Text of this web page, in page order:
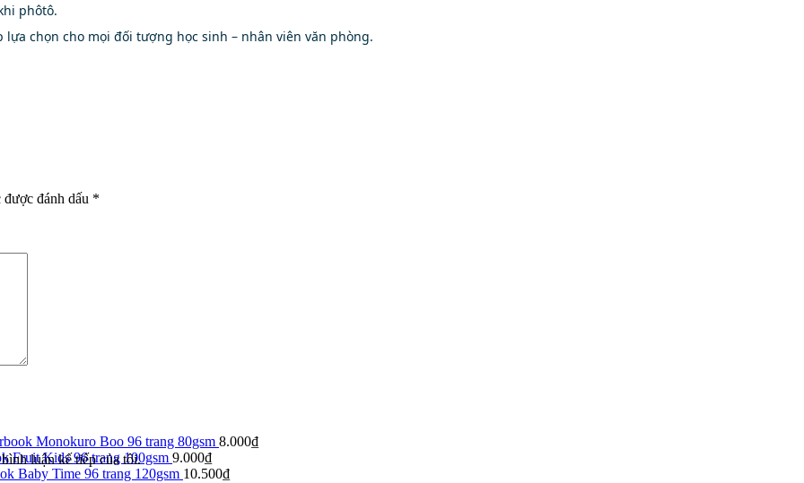
Monokuro Boo 96 trang 80gsm 8.000₫
Fruit Kids 96 trang 100gsm 9.000₫
Baby Time 96 trang 120gsm 10.500₫
phôtô.
chọn cho mọi đối tượng học sinh – nhân viên văn phòng.
đánh dấu *
luận kế tiếp của tôi.